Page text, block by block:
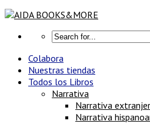
Colabora
Nuestras tiendas
Todos los Libros
Narrativa
Narrativa
Narrativa